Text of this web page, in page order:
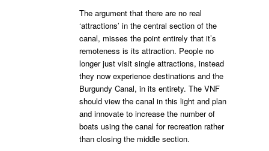
The argument that there are no real
‘attractions’ in the central section of the
canal, misses the point entirely that it’s
remoteness is its attraction. People no
longer just visit single attractions, instead
they now experience destinations and the
Burgundy Canal, in its entirety. The VNF
should view the canal in this light and plan
and innovate to increase the number of
boats using the canal for recreation rather
than closing the middle section.